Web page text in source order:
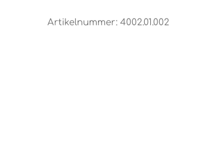
Artikelnummer: 4002.01.002